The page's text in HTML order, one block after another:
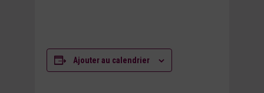
Ajouter au calendrier